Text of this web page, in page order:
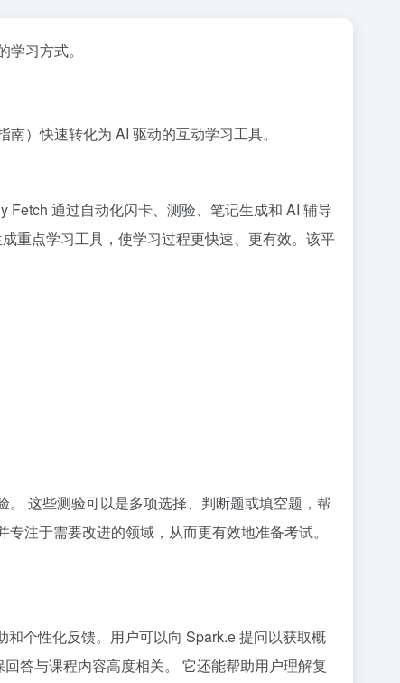
习方式。
）快速转化为 AI 驱动的互动学习工具。
通过自动化闪卡、测验、笔记生成和 AI 辅导
重点学习工具，使学习过程更快速、更有效。该平
这些测验可以是多项选择、判断题或填空题，帮
注于需要改进的领域，从而更有效地准备考试。
个性化反馈。用户可以向 Spark.e 提问以获取概
答与课程内容高度相关。 它还能帮助用户理解复